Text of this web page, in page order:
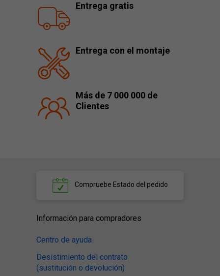
Entrega gratis
Entrega con el montaje
Más de 7 000 000 de
Clientes
Compruebe Estado del pedido
Información para compradores
Centro de ayuda
Desistimiento del contrato
(sustitución o devolución)